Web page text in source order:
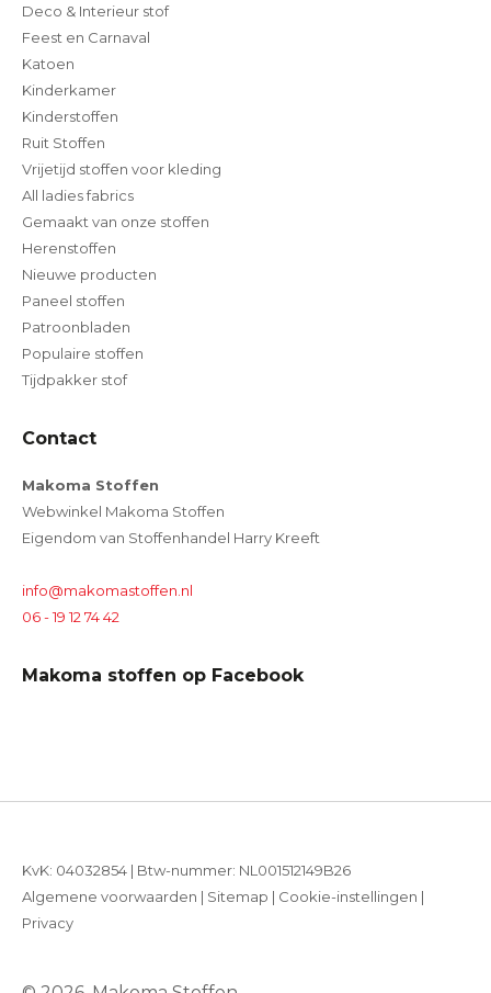
Deco & Interieur stof
Feest en Carnaval
Katoen
Kinderkamer
Kinderstoffen
Ruit Stoffen
Vrijetijd stoffen voor kleding
All ladies fabrics
Gemaakt van onze stoffen
Herenstoffen
Nieuwe producten
Paneel stoffen
Patroonbladen
Populaire stoffen
Tijdpakker stof
Contact
Makoma Stoffen
Webwinkel Makoma Stoffen
Eigendom van Stoffenhandel Harry Kreeft
info@makomastoffen.nl
06 - 19 12 74 42
Makoma stoffen op Facebook
KvK: 04032854 | Btw-nummer: NL001512149B26
Algemene voorwaarden | Sitemap | Cookie-instellingen |
Privacy